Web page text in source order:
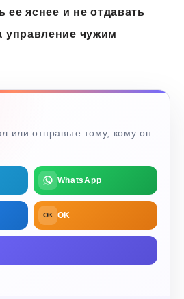
ее яснее и не отдавать
чужим
или отправьте тому, кому он
WhatsApp
OK OK